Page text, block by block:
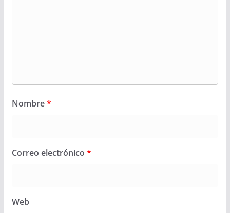
Nombre*
Correo electrónico *
Web